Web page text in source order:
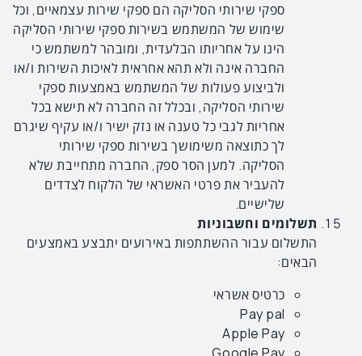
ספקי שירותי הסליקה הם ספקי שירות עצמאיים, וכל
שימוש של המשתמש בשירות ספקי שירותי הסליקה
הינו על אחריותו הבלעדית, ומובהר למשתמש כי
החברה אינה ולא תהא אחראית לאיכות השירות ו/או
ולביצוע פעולות של המשתמש באמצעות ספקי
שירותי הסליקה, ובכלל זה החברה לא תישא בכל
אחריות לגבי כל טענה או נזק ישיר ו/או עקיף שיגרם
לך כתוצאה משימושך בשירות ספקי שירותי
הסליקה. למען הסר ספק, החברה מתחייבת שלא
להעביר את פרטי האשראי של הלקוח לצדדים
שלישיים.
תשלומים וחשבוניות
התשלום עבור ההשתתפות באירועים יתבצע באמצעים
הבאים:
כרטיס אשראי
Pay pal
Apple Pay